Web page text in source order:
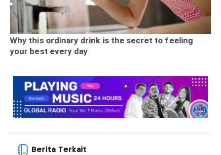
Berita Terkait